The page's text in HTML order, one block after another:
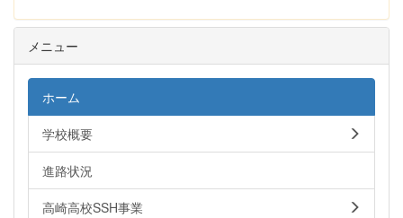
メニュー
ホーム
学校概要
進路状況
高崎高校SSH事業